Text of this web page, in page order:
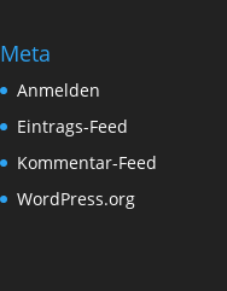
Meta
Anmelden
Eintrags-Feed
Kommentar-Feed
WordPress.org